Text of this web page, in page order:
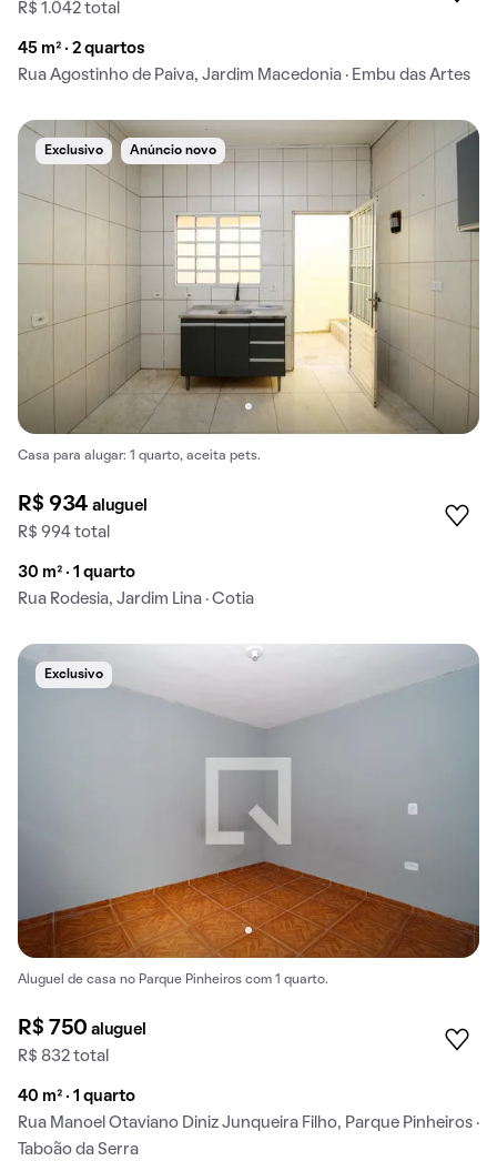
R$ 1.042 total
45 m² · 2 quartos
Rua Agostinho de Paiva, Jardim Macedonia · Embu das Artes
Exclusivo Anúncio novo
Casa para alugar: 1 quarto, aceita pets.
R$ 934aluguel
R$ 994 total
30 m² · 1 quarto
Rua Rodesia, Jardim Lina · Cotia
Exclusivo
Aluguel de casa no Parque Pinheiros com 1 quarto.
R$ 750aluguel
R$ 832 total
40 m² · 1 quarto
Rua Manoel Otaviano Diniz Junqueira Filho, Parque Pinheiros ·
Taboão da Serra